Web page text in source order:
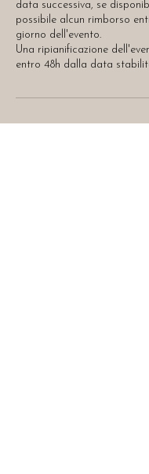
data successiva, se
possibile alcun rimborso
giorno dell'evento.
Una ripianificazione
entro 48h dalla data